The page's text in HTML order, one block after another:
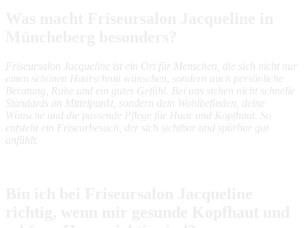
Friseursalon Jacqueline ist ein Ort für Menschen, die sich nicht nur
einen schönen Haarschnitt wünschen, sondern auch persönliche
Beratung, Ruhe und ein gutes Gefühl. Bei uns stehen nicht schnelle
Standards im Mittelpunkt, sondern dein Wohlbefinden, deine
Wünsche und die passende Pflege für Haar und Kopfhaut. So
entsteht ein Friseurbesuch, der sich sichtbar und spürbar gut
anfühlt.